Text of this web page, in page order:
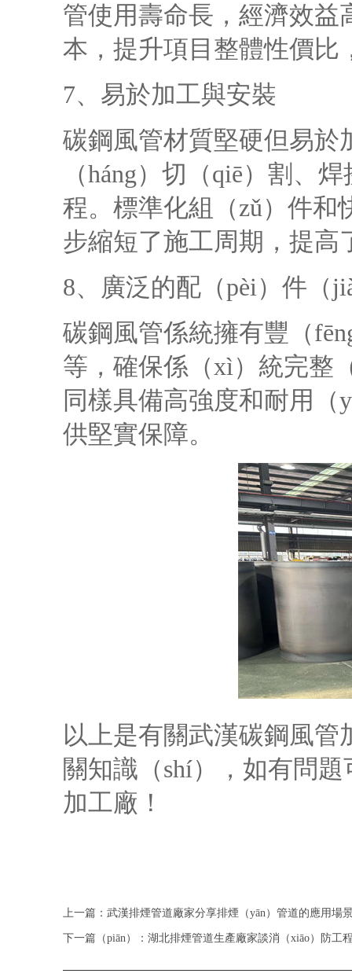
管使用壽命長，經濟效益
本，提升項目整體性價比
7、易於加工與安裝
碳鋼風管材質堅硬但易於
（háng）切（qiē）割、
程。標準化組（zǔ）件
步縮短了施工周期，提高
8、廣泛的配（pèi）件（
碳鋼風管係統擁有豐（
等，確保係（xì）統完整
同樣具備高強度和耐用（
供堅實保障。
以上是有關武漢碳鋼風管
關知識（shí），如有問
加工廠！
上一篇：武漢排煙管道廠家分享排煙（yān）管道的應用場
下一篇（piān）：湖北排煙管道生產廠家談消（xiāo）防工